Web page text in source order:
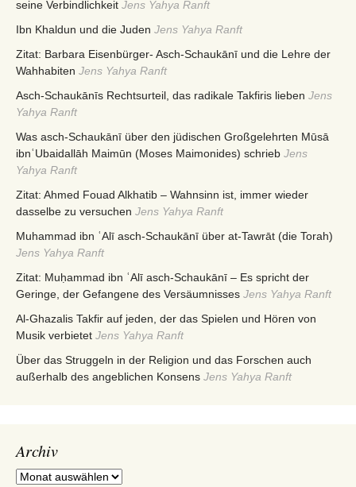
seine Verbindlichkeit Jens Yahya Ranft
Ibn Khaldun und die Juden Jens Yahya Ranft
Zitat: Barbara Eisenbürger- Asch-Schaukānī und die Lehre der
Wahhabiten Jens Yahya Ranft
Asch-Schaukānīs Rechtsurteil, das radikale Takfiris lieben Jens
Yahya Ranft
Was asch-Schaukānī über den jüdischen Großgelehrten Mūsā
ibnʿUbaidallāh Maimūn (Moses Maimonides) schrieb Jens
Yahya Ranft
Zitat: Ahmed Fouad Alkhatib – Wahnsinn ist, immer wieder
dasselbe zu versuchen Jens Yahya Ranft
Muhammad ibn ʿAlī asch-Schaukānī über at-Tawrāt (die Torah)
Jens Yahya Ranft
Zitat: Muḥammad ibn ʿAlī asch-Schaukānī – Es spricht der
Geringe, der Gefangene des Versäumnisses Jens Yahya Ranft
Al-Ghazalis Takfir auf jeden, der das Spielen und Hören von
Musik verbietet Jens Yahya Ranft
Über das Struggeln in der Religion und das Forschen auch
außerhalb des angeblichen Konsens Jens Yahya Ranft
Archiv
Archiv